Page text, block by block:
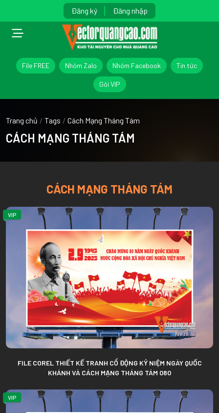
Đăng ký Đăng nhập
File FREE Nhóm Zalo Nhóm Facebook Tin tức
Gói VIP
Trang chủ / Tags / Cách Mạng Tháng Tám
CÁCH MẠNG THÁNG TÁM
CÁCH MẠNG THÁNG TÁM
VIP
FILE COREL THIẾT KẾ TRANH CỔ ĐỘNG KỶ NIỆM NGÀY QUỐC
KHÁNH VÀ CÁCH MẠNG THÁNG TÁM 080
VIP